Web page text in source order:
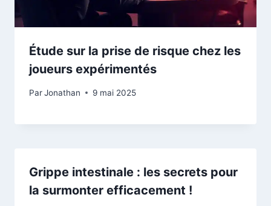
Étude sur la prise de risque chez les
joueurs expérimentés
ParJonathan 9 mai 2025
Grippe intestinale : les secrets pour
la surmonter efficacement !